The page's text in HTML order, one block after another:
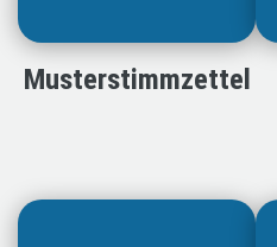
Musterstimmzettel